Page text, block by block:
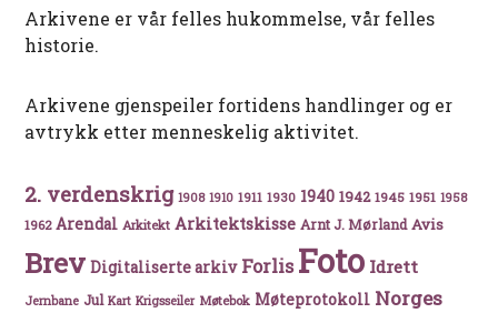
Arkivene er vår felles hukommelse, vår felles
historie.
Arkivene gjenspeiler fortidens handlinger og er
avtrykk etter menneskelig aktivitet.
2. verdenskrig 1908 1910 1911 1930 1940 1942 1945 1951 1958
1962 Arendal Arkitekt Arkitektskisse Arnt J. Mørland Avis
Brev Digitaliserte arkiv Forlis Foto Idrett
Jernbane Jul Kart Krigsseiler Møtebok Møteprotokoll Norges